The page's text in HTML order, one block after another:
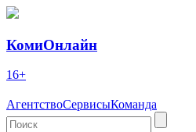
КомиОнлайн
16+
АгентствоСервисыКоманда